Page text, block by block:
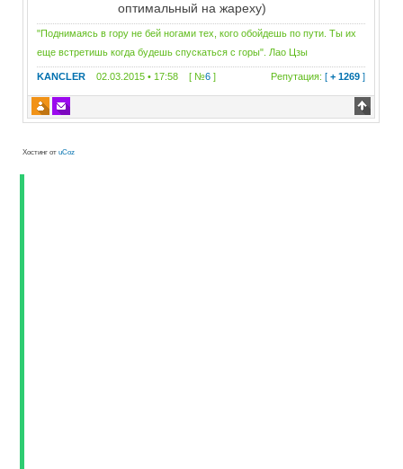
оптимальный на жареху)
"Поднимаясь в гору не бей ногами тех, кого обойдешь по пути. Ты их
еще встретишь когда будешь спускаться с горы". Лао Цзы
KANCLER 02.03.2015 • 17:58 [ №6 ] Репутация: [+ 1269 ]
Хостинг отuCoz